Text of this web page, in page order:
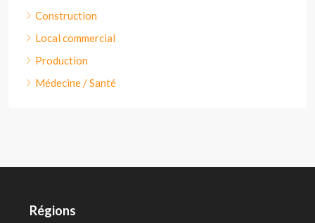
Construction
Local commercial
Production
Médecine / Santé
Régions